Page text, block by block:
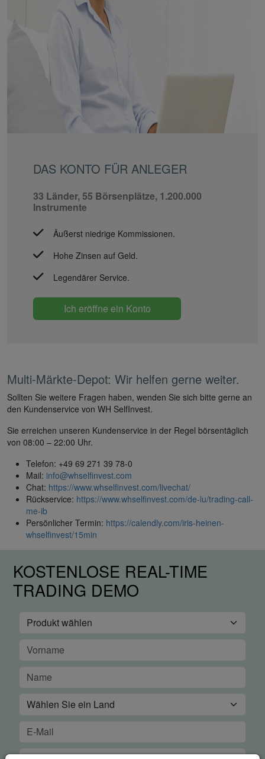
DAS KONTO FÜR ANLEGER
33 Länder, 55 Börsenplätze, 1.200.000
Instrumente
Äußerst niedrige Kommissionen.
Hohe Zinsen auf Geld.
Legendärer Service.
Ich eröffne ein Konto
Multi-Märkte-Depot: Wir helfen gerne weiter.
Sollten Sie weitere Fragen haben, wenden Sie sich bitte gerne an
den Kundenservice von WH SelfInvest.
Sie erreichen unseren Kundenservice in der Regel börsentäglich
von 08:00 – 22:00 Uhr.
Telefon: +49 69 271 39 78-0
Mail: info@whselfinvest.com
Chat: https://www.whselfinvest.com/livechat/
Rückservice: https://www.whselfinvest.com/de-lu/trading-call-
me-ib
Persönlicher Termin: https://calendly.com/iris-heinen-
whselfinvest/15min
KOSTENLOSE REAL-TIME
TRADING DEMO